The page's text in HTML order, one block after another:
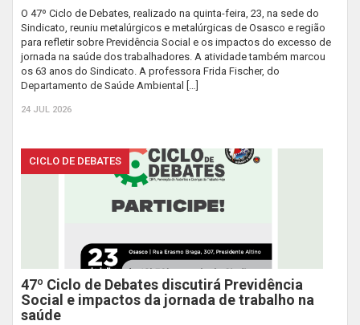
O 47º Ciclo de Debates, realizado na quinta-feira, 23, na sede do
Sindicato, reuniu metalúrgicos e metalúrgicas de Osasco e região
para refletir sobre Previdência Social e os impactos do excesso de
jornada na saúde dos trabalhadores. A atividade também marcou
os 63 anos do Sindicato. A professora Frida Fischer, do
Departamento de Saúde Ambiental […]
24 JUL 2026
CICLO DE DEBATES
47º Ciclo de Debates discutirá Previdência
Social e impactos da jornada de trabalho na
saúde